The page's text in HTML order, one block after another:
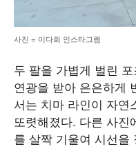
사진 = 이다희 인스타그램
두 팔을 가볍게 벌린
연광을 받아 은은하게
서는 치마 라인이 자연
또렷해졌다. 다른 사진
를 살짝 기울여 시선을